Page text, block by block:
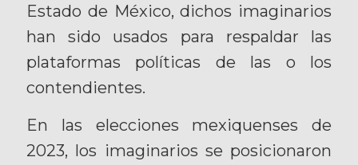
Estado de México, dichos imaginarios
han sido usados para respaldar las
plataformas políticas de las o los
contendientes.
En las elecciones mexiquenses de
2023, los imaginarios se posicionaron